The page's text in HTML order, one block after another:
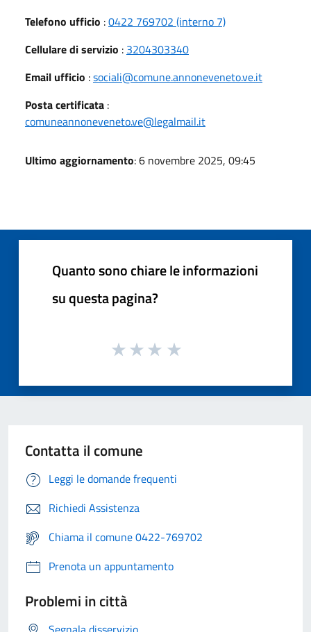
Telefono ufficio :0422 769702 (interno 7)
Cellulare di servizio : 3204303340
Email ufficio :sociali@comune.annoneveneto.ve.it
Posta certificata :
comuneannoneveneto.ve@legalmail.it
Ultimo aggiornamento: 6 novembre 2025, 09:45
Quanto sono chiare le informazioni
su questa pagina?
Contatta il comune
Leggi le domande frequenti
Richiedi Assistenza
Chiama il comune 0422-769702
Prenota un appuntamento
Problemi in città